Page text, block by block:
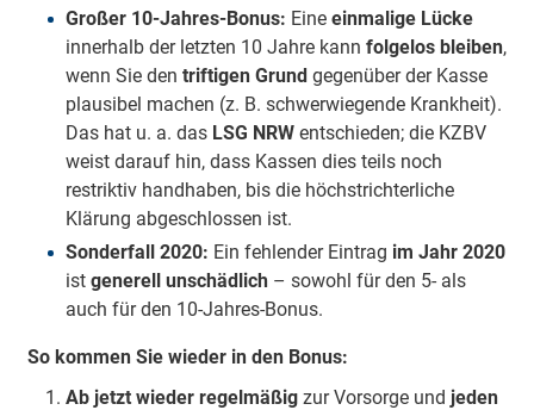
Großer 10-Jahres-Bonus: Eine einmalige Lücke
innerhalb der letzten 10 Jahre kann folge­los bleiben,
wenn Sie den triftigen Grundgegenüber der Kasse
plausibel machen (z. B. schwerwiegende Krankheit).
Das hat u. a. das LSG NRWentschieden; die KZBV
weist darauf hin, dass Kassen dies teils noch
restriktiv handhaben, bis die höchstrichterliche
Klärung abgeschlossen ist.
Sonderfall 2020: Ein fehlender Eintrag im Jahr 2020
ist generell unschädlich– sowohl für den 5- als
auch für den 10-Jahres-Bonus.
So kommen Sie wieder in den Bonus:
Ab jetzt wieder regelmäßigzur Vorsorge und jeden